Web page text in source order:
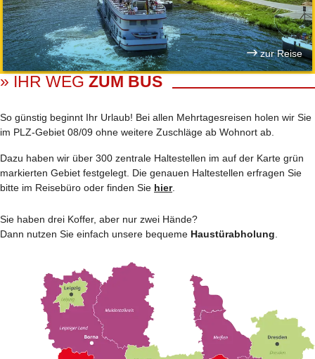
zur Reise
» IHR WEG ZUM BUS
So günstig beginnt Ihr Urlaub! Bei allen Mehrtages­reisen holen wir Sie
im PLZ-Gebiet 08/09 ohne weitere Zuschläge ab Wohnort ab.
Dazu haben wir über 300 zentrale Haltestellen im auf der Karte grün
markierten Gebiet festgelegt. Die genauen Haltestellen erfragen Sie
bitte im Reisebüro oder finden Sie hier.
Sie haben drei Koffer, aber nur zwei Hände?
Dann nutzen Sie einfach unsere bequeme Haustürabholung